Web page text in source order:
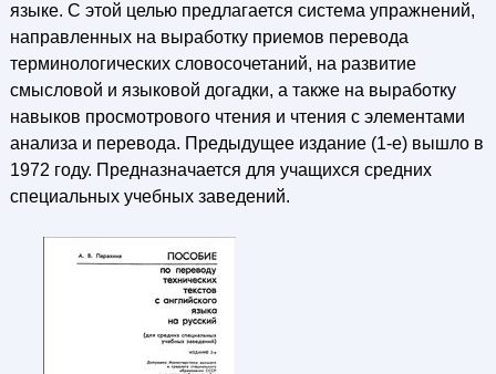
языке. С этой целью предлагается система упражнений,
направленных на выработку приемов перевода
терминологических словосочетаний, на развитие
смысловой и языковой догадки, а также на выработку
навыков просмотрового чтения и чтения с элементами
анализа и перевода. Предыдущее издание (1-е) вышло в
1972 году. Предназначается для учащихся средних
специальных учебных заведений.